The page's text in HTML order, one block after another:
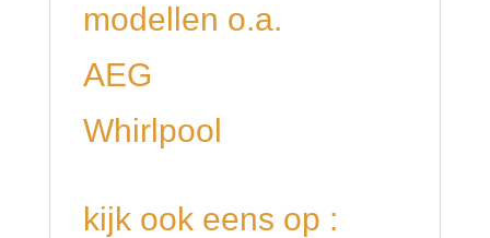
modellen o.a.
AEG
Whirlpool
kijk ook eens op :